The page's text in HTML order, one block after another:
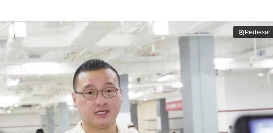
Perbesar